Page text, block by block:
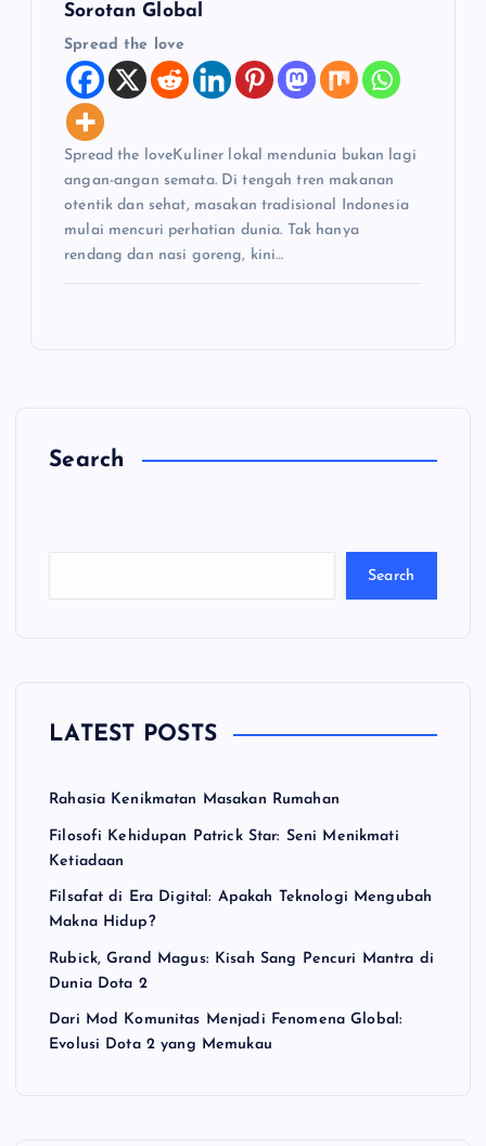
Sorotan Global
Spread the love
Spread the loveKuliner lokal mendunia bukan lagi
angan-angan semata. Di tengah tren makanan
otentik dan sehat, masakan tradisional Indonesia
mulai mencuri perhatian dunia. Tak hanya
rendang dan nasi goreng, kini…
Search
Search
LATEST POSTS
Rahasia Kenikmatan Masakan Rumahan
Filosofi Kehidupan Patrick Star: Seni Menikmati
Ketiadaan
Filsafat di Era Digital: Apakah Teknologi Mengubah
Makna Hidup?
Rubick, Grand Magus: Kisah Sang Pencuri Mantra di
Dunia Dota 2
Dari Mod Komunitas Menjadi Fenomena Global:
Evolusi Dota 2 yang Memukau